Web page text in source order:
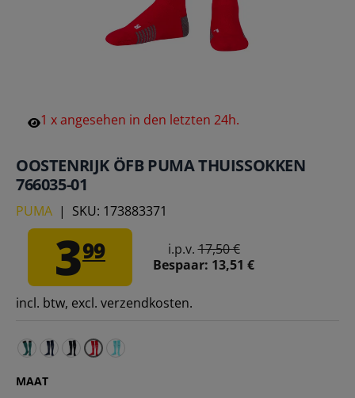
1 xangesehen in den letzten 24h.
OOSTENRIJK ÖFB PUMA THUISSOKKEN
766035-01
PUMA | SKU: 173883371
399 i.p.v.17,50 €
Bespaar: 13,51 €
incl. btw, excl. verzendkosten.
MAAT